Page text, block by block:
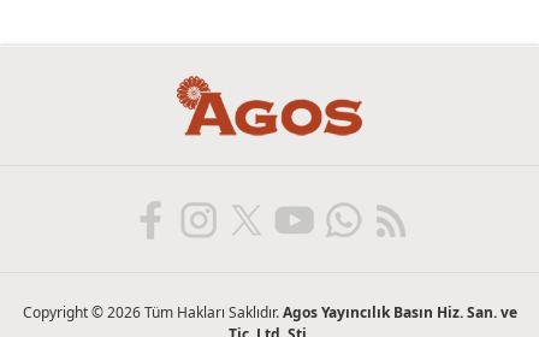
Copyright © 2026 Tüm Hakları Saklıdır.Agos Yayıncılık Basın Hiz. San. ve